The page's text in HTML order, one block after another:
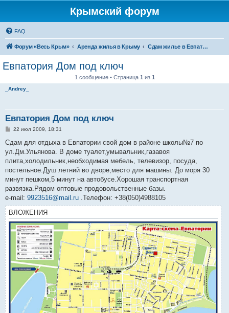
Крымский форум
FAQ
Форум «Весь Крым» Аренда жилья в Крыму Сдам жилье в Евпатории, Саках
Евпатория Дом под ключ
1 сообщение • Страница 1 из 1
_Andrey_
Евпатория Дом под ключ
С
о
б
щ
е
и
е
22 июл 2009, 18:31
Сдам для отдыха в Евпатории свой дом в районе школы№7 по
ул.Дм.Ульянова. В доме туалет,умывальник,газавоя
плита,холодильник,необходимая мебель, телевизор, посуда,
постельное.Душ летний во дворе,место для машины. До моря 30
минут пешком,5 минут на автобусе.Хорошая транспортная
развязка.Рядом оптовые продовольственные базы.
e-mail: 9923516@mail.ru .Телефон: +38(050)4988105
ВЛОЖЕНИЯ